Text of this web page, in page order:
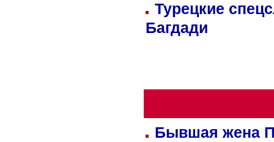
Турецкие
Багдади
Бывшая жена